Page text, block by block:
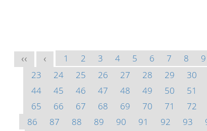
<< < 1 2 3 4 5 6 7 8 9
23
24 25 26 27 28 29 30
44
45 46 47 48 49 50 51
65
66 67 68 69 70 71 72
86
87 88 89 90 91 92 93